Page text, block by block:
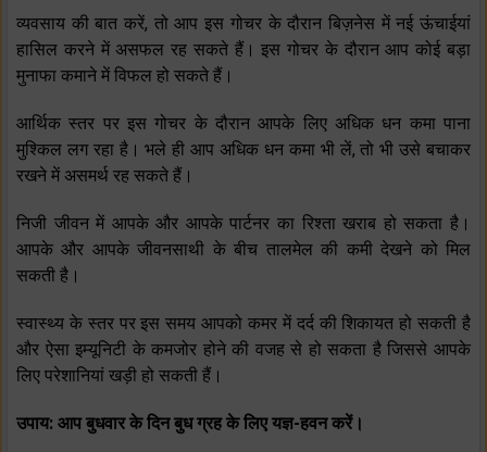
व्‍यवसाय की बात करें, तो आप इस गोचर के दौरान बिज़नेस में नई ऊंचाईयां
हासिल करने में असफल रह सकते हैं। इस गोचर के दौरान आप कोई बड़ा
मुनाफा कमाने में विफल हो सकते हैं।
आर्थिक स्‍तर पर इस गोचर के दौरान आपके लिए अधिक धन कमा पाना
मुश्किल लग रहा है। भले ही आप अधिक धन कमा भी लें, तो भी उसे बचाकर
रखने में असमर्थ रह सकते हैं।
निजी जीवन में आपके और आपके पार्टनर का रिश्‍ता खराब हो सकता है।
आपके और आपके जीवनसाथी के बीच तालमेल की कमी देखने को मिल
सकती है।
स्‍वास्‍थ्‍य के स्‍तर पर इस समय आपको कमर में दर्द की शिकायत हो सकती है
और ऐसा इम्‍यूनिटी के कमजोर होने की वजह से हो सकता है जिससे आपके
लिए परेशानियां खड़ी हो सकती हैं।
उपाय: आप बुधवार के दिनबुध ग्रहके लिए यज्ञ-हवन करें।